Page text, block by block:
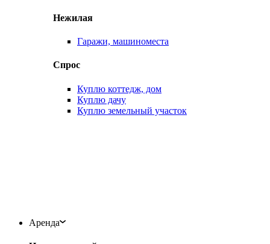
Нежилая
Гаражи, машиноместа
Спрос
Куплю коттедж, дом
Куплю дачу
Куплю земельный участок
Аренда